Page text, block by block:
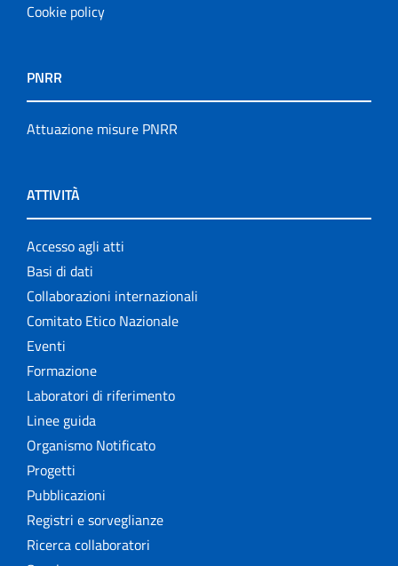
Cookie policy
PNRR
Attuazione misure PNRR
ATTIVITÀ
Accesso agli atti
Basi di dati
Collaborazioni internazionali
Comitato Etico Nazionale
Eventi
Formazione
Laboratori di riferimento
Linee guida
Organismo Notificato
Progetti
Pubblicazioni
Registri e sorveglianze
Ricerca collaboratori